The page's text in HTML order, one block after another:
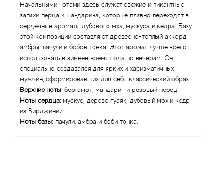
Начальными нотами здесь служат свежие и пикантные
запахи перца и мандарина, которые плавно переходят в
сердечные ароматы дубового мха, мускуса и кедра. Базу
этой композиции составляют древесно-теплый аккорд
амбры, пачули и бобов тонка. Этот аромат лучше всего
использовать в зимнее время года по вечерам. Он
специально создавался для ярких и харизматичных
мужчин, сформировавших для себя классический образ.
Верхние ноты: бергамот, мандарин и розовый перец
Ноты сердца: мускус, дерево гуаяк, дубовый мох и кедр
из Вирджинии
Ноты базы: пачули, амбра и боби тонка.
Alfred Dunhill
Alyson Oldoini
Alyssa Ashley
American Crew
Amouage